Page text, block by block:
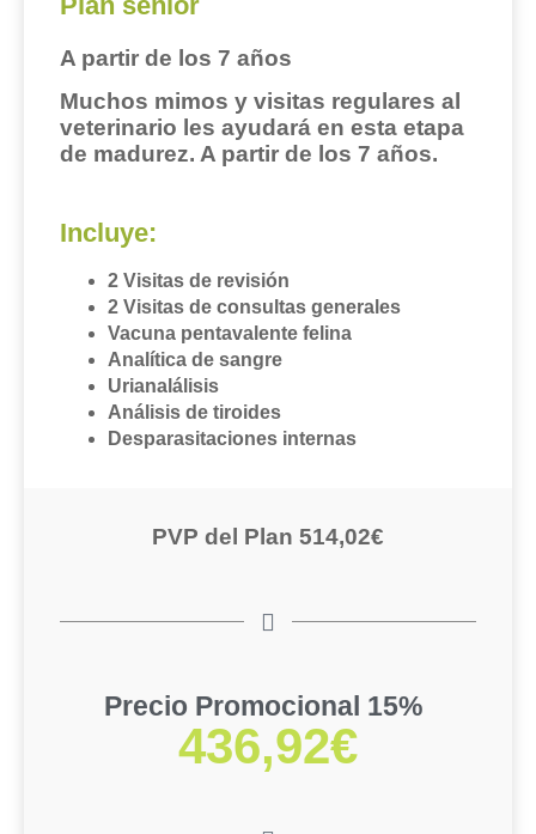
A partir de los 7 años
Muchos mimos y visitas regulares al
veterinario les ayudará en esta etapa
de madurez. A partir de los 7 años.
Incluye:
2 Visitas de revisión
2 Visitas de consultas generales
Vacuna pentavalente felina
Analítica de sangre
Urianalálisis
Análisis de tiroides
Desparasitaciones internas
PVP del Plan 514,02€
Precio Promocional 15%
436,92€